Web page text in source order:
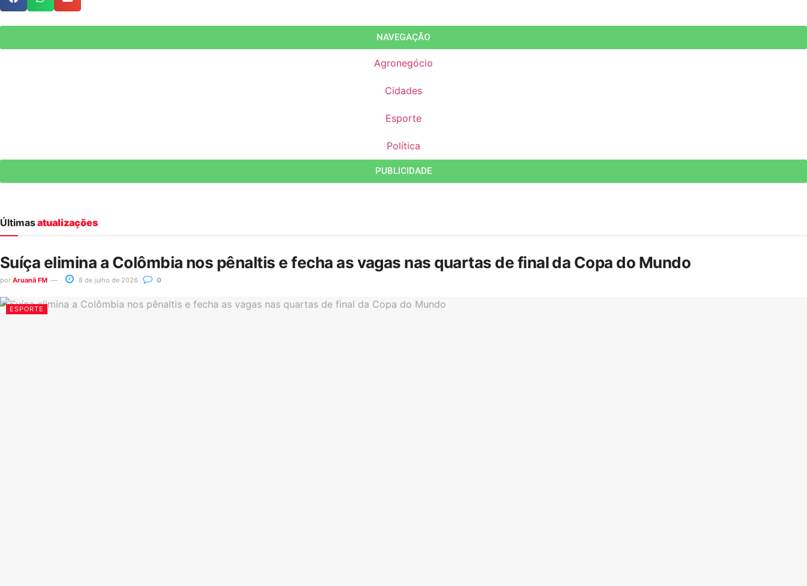
NAVEGAÇÃO
Agronegócio
Cidades
Esporte
Política
PUBLICIDADE
Últimasatualizações
Suíça elimina a Colômbia nos pênaltis e fecha as vagas nas quartas de final da Copa do Mundo
por Aruanã FM 8 de julho de 2026 0
ESPORTE